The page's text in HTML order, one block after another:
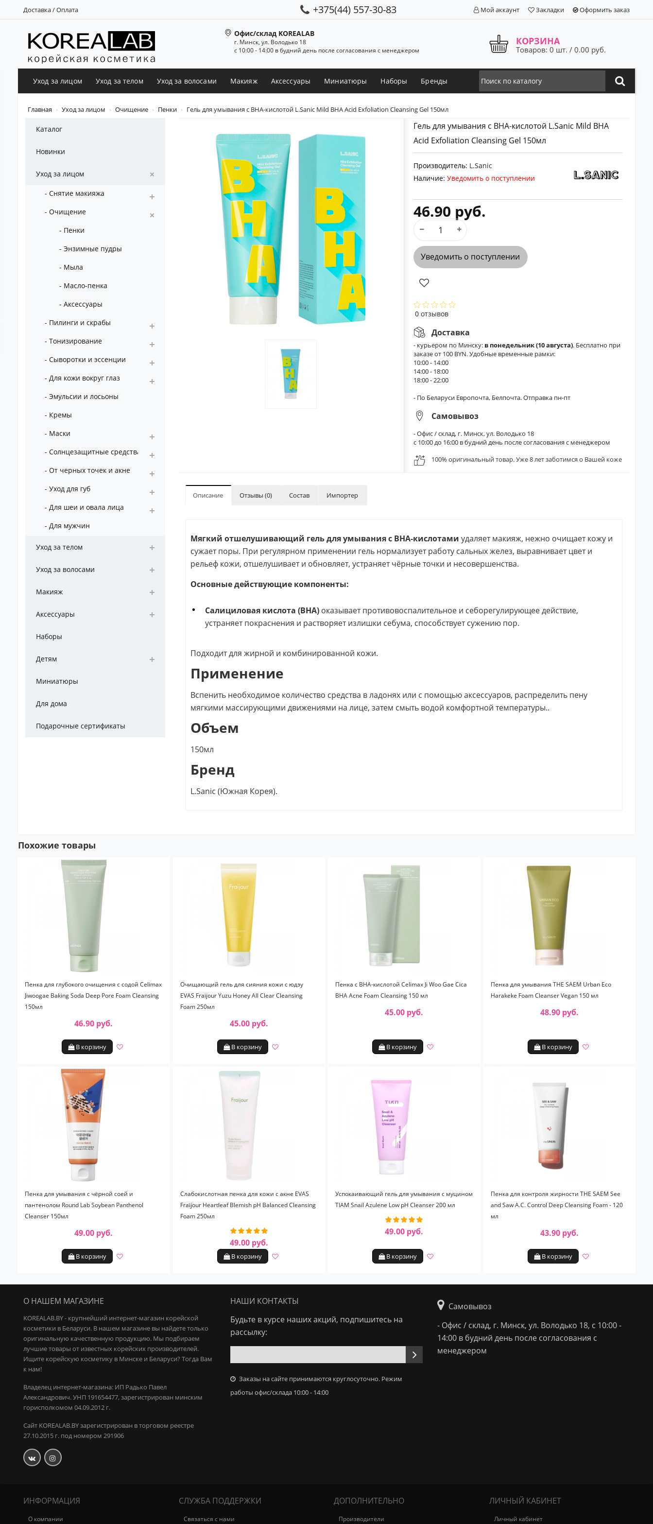
Доставка / Оплата +375(44) 557-30-83 Мой аккаунт Закладки Оформить заказ
Офис/склад KOREALAB
г. Минск, ул. Володько 18
с 10:00 - 14:00 в будний день после согласования с менеджером
КОРЗИНА
Товаров: 0 шт. / 0.00 руб.
Уход за лицом Уход за телом Уход за волосами Макияж Аксессуары Миниатюры Наборы Бренды
Главная Уход за лицом Очищение Пенки Гель для умывания с BHA-кислотой L.Sanic Mild BHA Acid Exfoliation Cleansing Gel 150мл
Каталог
Новинки
Уход за лицом
- Снятие макияжа
- Очищение
- Пенки
- Энзимные пудры
- Мыла
- Масло-пенка
- Аксессуары
- Пилинги и скрабы
- Тонизирование
- Сыворотки и эссенции
- Для кожи вокруг глаз
- Эмульсии и лосьоны
- Кремы
- Маски
- Солнцезащитные средства
- От черных точек и акне
- Уход для губ
- Для шеи и овала лица
- Для мужчин
Уход за телом
Уход за волосами
Макияж
Аксессуары
Наборы
Детям
Миниатюры
Для дома
Подарочные сертификаты
Гель для умывания с BHA-кислотой L.Sanic Mild BHA
Acid Exfoliation Cleansing Gel 150мл
Производитель: L.Sanic
Наличие: Уведомить о поступлении
46.90 руб.
Уведомить о поступлении
0 отзывов
Доставка
- курьером по Минску: в понедельник (10 августа). Бесплатно при
заказе от 100 BYN. Удобные временные рамки:
10:00 - 14:00
14:00 - 18:00
18:00 - 22:00
- По Беларуси Европочта, Белпочта. Отправка пн-пт
Самовывоз
- Офис / склад, г. Минск, ул. Володько 18
с 10:00 до 16:00 в будний день после согласования с менеджером
100% оригинальный товар. Уже 8 лет заботимся о Вашей коже
Описание Отзывы (0) Состав Импортер
Мягкий отшелушивающий гель для умывания с BHA-кислотами удаляет макияж, нежно очищает кожу и
сужает поры. При регулярном применении гель нормализует работу сальных желез, выравнивает цвет и
рельеф кожи, отшелушивает и обновляет, устраняет чёрные точки и несовершенства.
Основные действующие компоненты:
Салициловая кислота (BHA)оказывает противовоспалительное и себорегулирующее действие,
устраняет покраснения и растворяет излишки себума, способствует сужению пор.
Подходит для жирной и комбинированной кожи.
Применение
Вспенить необходимое количество средства в ладонях или с помощью аксессуаров, распределить пену
мягкими массирующими движениями на лице, затем смыть водой комфортной температуры..
Объем
150мл
Бренд
L.Sanic (Южная Корея).
Похожие товары
Пенка для глубокого очищения с содой Celimax
Jiwoogae Baking Soda Deep Pore Foam Cleansing
150мл
46.90 руб.
В корзину
Очищающий гель для сияния кожи с юдзу
EVAS Fraijour Yuzu Honey All Clear Cleansing
Foam 250мл
45.00 руб.
В корзину
Пенка с BHA-кислотой Celimax Ji Woo Gae Cica
BHA Acne Foam Cleansing 150 мл
45.00 руб.
В корзину
Пенка для умывания THE SAEM Urban Eco
Harakeke Foam Cleanser Vegan 150 мл
48.90 руб.
В корзину
Пенка для умывания с чёрной соей и
пантенолом Round Lab Soybean Panthenol
Cleanser 150мл
49.00 руб.
В корзину
Слабокислотная пенка для кожи с акне EVAS
Fraijour Heartleaf Blemish pH Balanced Cleansing
Foam 250мл
49.00 руб.
В корзину
Успокаивающий гель для умывания с муцином
TIAM Snail Azulene Low pH Cleanser 200 мл
49.00 руб.
В корзину
Пенка для контроля жирности THE SAEM See
and Saw A.C. Control Deep Cleansing Foam - 120
мл
43.90 руб.
В корзину
О НАШЕМ МАГАЗИНЕ
KOREALAB.BY - крупнейший интернет-магазин корейской
косметики в Беларуси. В нашем магазине вы найдете только
оригинальную качественную продукцию. Мы подбираем
лучшие товары от известных корейских производителей.
Ищите корейскую косметику в Минске и Беларуси? Тогда Вам
к нам!
Владелец интернет-магазина: ИП Радько Павел
Александрович.УНП 191654477, зарегистрирован минским
горисполкомом 04.09.2012 г.
Сайт KOREALAB.BY зарегистрирован в торговом реестре
27.10.2015 г. под номером 291906
НАШИ КОНТАКТЫ
Будьте в курсе наших акций, подпишитесь на
рассылку:
Заказы на сайте принимаются круглосуточно. Режим
работы офис/склада 10:00 - 14:00
Самовывоз
- Офис / склад, г. Минск, ул. Володько 18, с 10:00 -
14:00 в будний день после согласования с
менеджером
ИНФОРМАЦИЯ
О компании
СЛУЖБА ПОДДЕРЖКИ
Связаться с нами
ДОПОЛНИТЕЛЬНО
Производители
ЛИЧНЫЙ КАБИНЕТ
Личный кабинет